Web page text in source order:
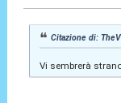
Citazione di:
Vi sembrerà